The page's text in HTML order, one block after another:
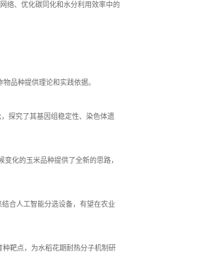
络、优化碳同化和水分利用效率中的
品种提供理论和实践依据。
探究了其基因组稳定性、染色体遗
化的玉米品种提供了全新的思路，
合人工智能分选设备，有望在农业
种靶点，为水稻花期耐热分子机制研